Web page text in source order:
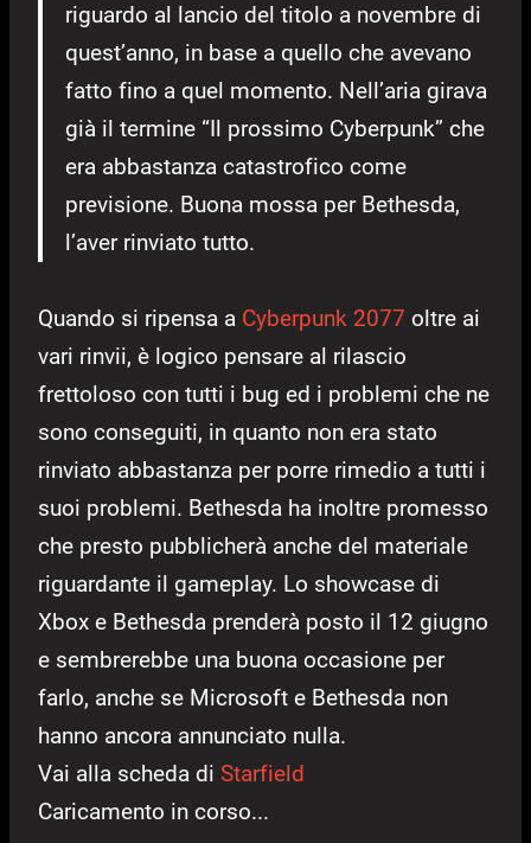
riguardo al lancio del titolo a novembre di
quest’anno, in base a quello che avevano
fatto fino a quel momento. Nell’aria girava
già il termine “Il prossimo Cyberpunk” che
era abbastanza catastrofico come
previsione. Buona mossa per Bethesda,
l’aver rinviato tutto.
Quando si ripensa a Cyberpunk 2077 oltre ai
vari rinvii, è logico pensare al rilascio
frettoloso con tutti i bug ed i problemi che ne
sono conseguiti, in quanto non era stato
rinviato abbastanza per porre rimedio a tutti i
suoi problemi. Bethesda ha inoltre promesso
che presto pubblicherà anche del materiale
riguardante il gameplay. Lo showcase di
Xbox e Bethesda prenderà posto il 12 giugno
e sembrerebbe una buona occasione per
farlo, anche se Microsoft e Bethesda non
hanno ancora annunciato nulla.
Vai alla scheda di Starfield
Caricamento in corso...